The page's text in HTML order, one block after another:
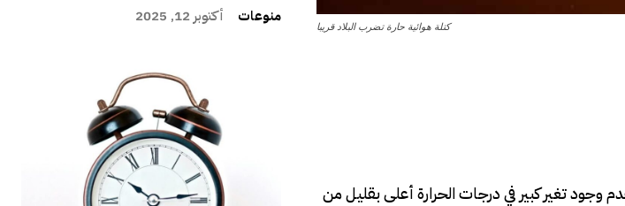
منوعات أكتوبر 12, 2025
كتلة هوائية حارة تضرب البلاد قريبا
وجود تغير كبير في درجات الحرارة أعلى بقليل من